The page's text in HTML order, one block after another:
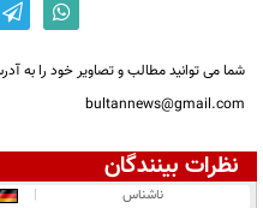
شما می توانید مطالب و تصاویر خود را به
bultannews@gmail.com
نظرات بینندگان
ناشناس |